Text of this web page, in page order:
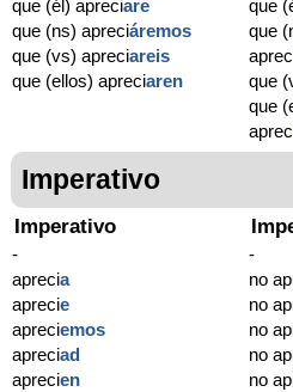
que (él) apreciare
que (ns) apreciáremos
que (vs) apreciareis
que (ellos) apreciaren
que
que
que
que
Imperativo
Imperativo
-
aprecia
aprecie
apreciemos
apreciad
aprecien
-
no
no
no
no
no